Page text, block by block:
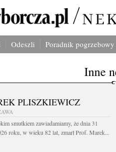
Odeszli Poradnik pogrzebowy
Inne
PLISZKIEWICZ
smutkiem zawiadamiamy, że dnia 31
roku, w wieku 82 lat, zmarł Prof. Marek...